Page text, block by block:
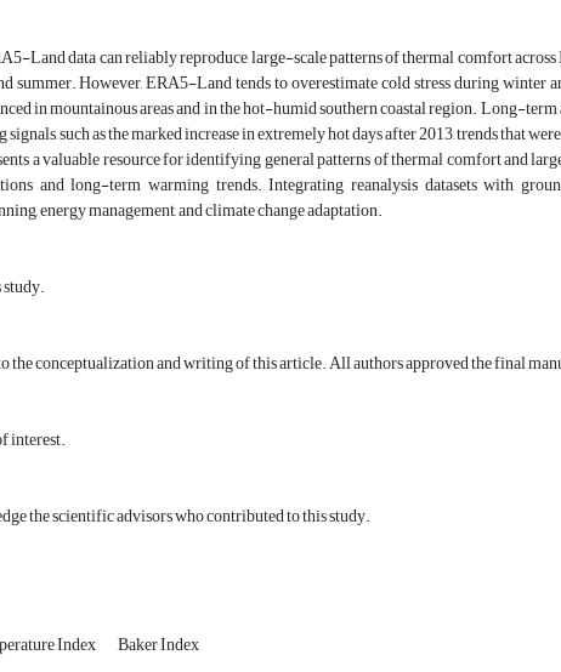
Land data can reliably reproduce large-scale patterns of thermal comfort
summer. However, ERA5-Land tends to overestimate cold stress during winter
in mountainous areas and in the hot-humid southern coastal region. Long-
such as the marked increase in extremely hot days after 2013, trends that
a valuable resource for identifying general patterns of thermal comfort and
and long-term warming trends. Integrating reanalysis datasets with
energy management, and climate change adaptation.
conceptualization and writing of this article. All authors approved the final
interest.
the scientific advisors who contributed to this study.
Index Baker Index